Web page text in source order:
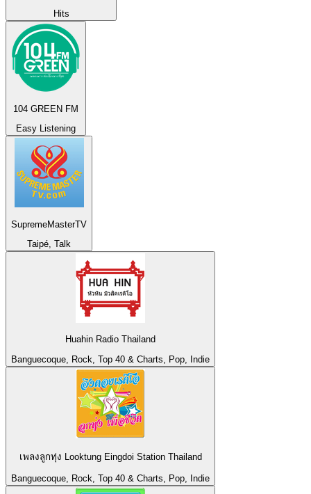
Hits
104 GREEN FM
Easy Listening
SupremeMasterTV
Taipé, Talk
Huahin Radio Thailand
Banguecoque, Rock, Top 40 & Charts, Pop, Indie
เพลงลูกทุ่ง Looktung Eingdoi Station Thailand
Banguecoque, Rock, Top 40 & Charts, Pop, Indie